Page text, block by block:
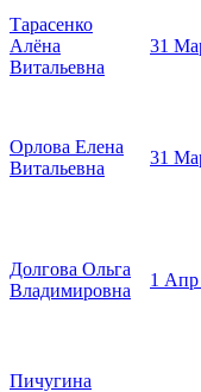
Тарасенко
Алёна
Витальевна
31
Орлова Елена
Витальевна
31
Долгова Ольга
Владимировна
1 Апр
Пичугина